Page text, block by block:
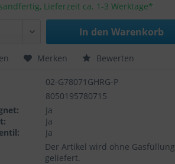
Lieferzeit ca. 1-3 Werktage*
In den Warenkorb
Merken Bewerten
02-G78071GHRG-P
8050195780715
Ja
Ja
Ja
Der Artikel wird ohne Gasfüllung
geliefert.